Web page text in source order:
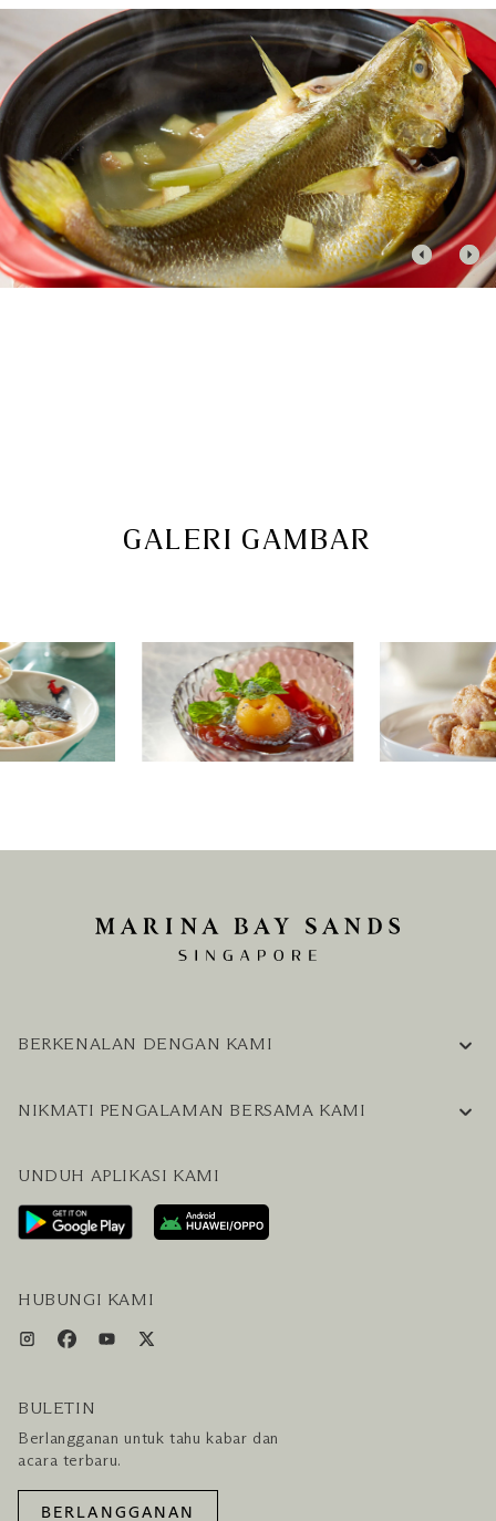
GALERI GAMBAR
BERKENALAN DENGAN KAMI
KARIER
HUBUNGI KAMI
NIKMATI PENGALAMAN BERSAMA KAMI
RENCANAKAN KUNJUNGAN ANDA
LAYANAN PENGUNJUNG & FASILITAS
PAKET LENGKAP HOTEL DAN PENERBANGAN
UNDUH APLIKASI KAMI
HUBUNGI KAMI
BULETIN
Berlangganan untuk tahu kabar dan
acara terbaru.
BERLANGGANAN